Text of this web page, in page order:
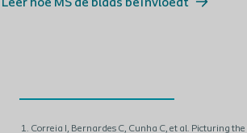
Leer hoe MS de blaas beïnvloedt
Correia I, Bernardes C, Cunha C, et al. Picturing